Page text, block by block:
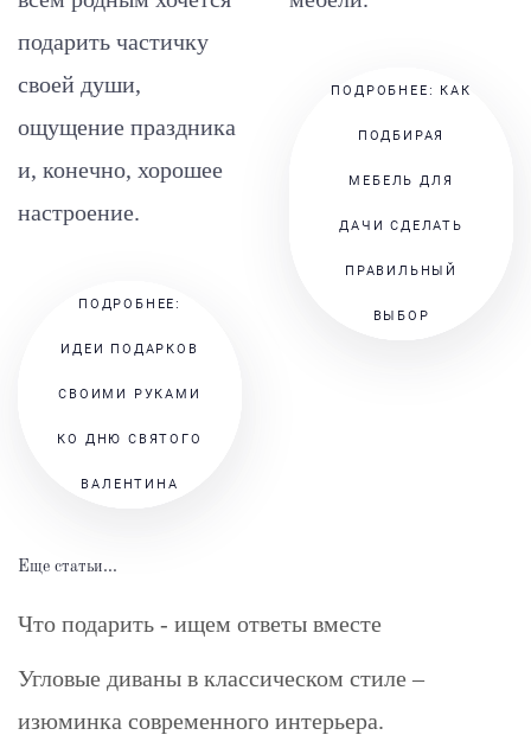
подарить частичку
своей души,
ощущение праздника
и, конечно, хорошее
настроение.
ПОДРОБНЕЕ:
ИДЕИ ПОДАРКОВ
СВОИМИ РУКАМИ
КО ДНЮ СВЯТОГО
ВАЛЕНТИНА
ПОДРОБНЕЕ: КАК
ПОДБИРАЯ
МЕБЕЛЬ ДЛЯ
ДАЧИ СДЕЛАТЬ
ПРАВИЛЬНЫЙ
ВЫБОР
Еще статьи...
Что подарить - ищем ответы вместе
Угловые диваны в классическом стиле –
изюминка современного интерьера.